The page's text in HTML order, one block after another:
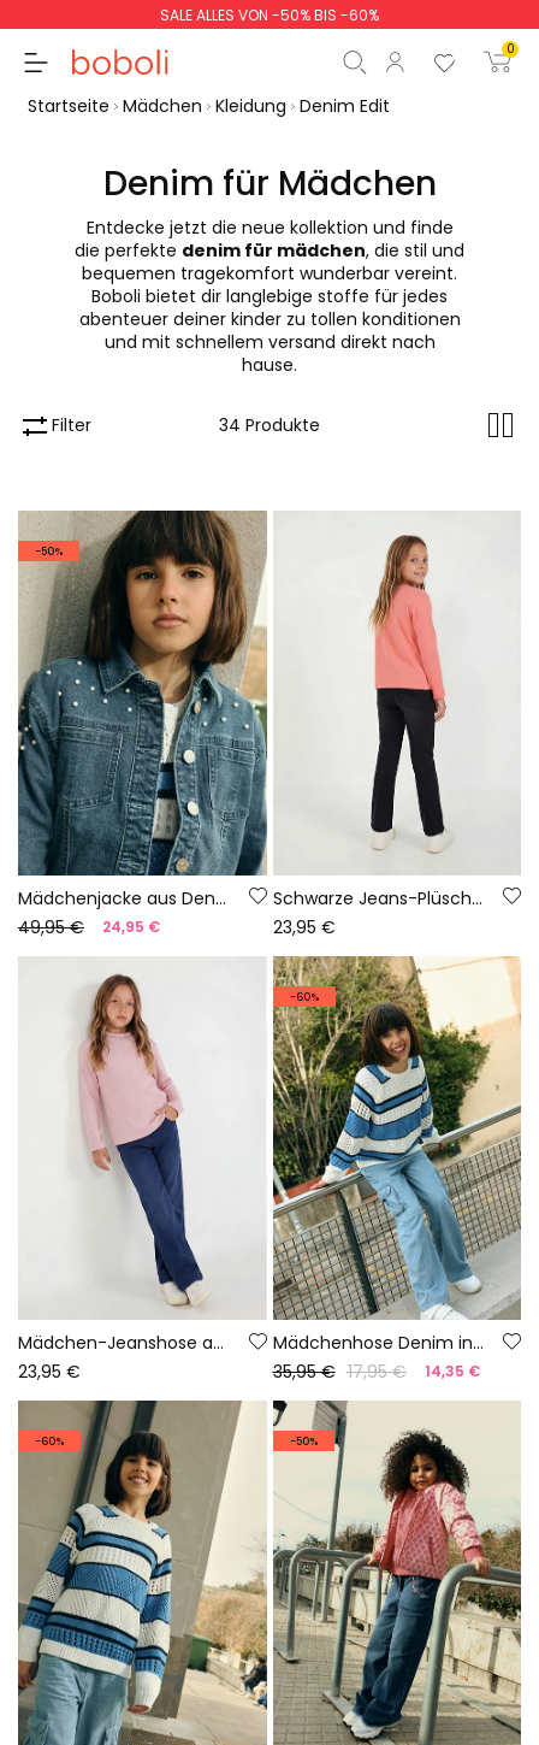
SALE ALLES VON -50% BIS -60%
0
Zwischensumme
Gesamtbetrag 0,00 €
weiter Start der Bestellung
Startseite Mädchen Kleidung Denim Edit
Denim für Mädchen
Entdecke jetzt die neue kollektion und finde
die perfekte denim für mädchen, die stil und
bequemen tragekomfort wunderbar vereint.
Boboli bietet dir langlebige stoffe für jedes
abenteuer deiner kinder zu tollen konditionen
und mit schnellem versand direkt nach
hause.
Filter 34 Produkte
-50%
Mädchenjacke aus Denim in Bleach-Farbe mit kleinen Schleifen.
49,95 €
24,95 €
Schwarze Jeans-Plüschhose für Mädchen
23,95 €
Mädchen-Jeanshose aus Fleece in Blau mit Schlaghose
23,95 €
-60%
Mädchenhose Denim in Bleach-Farbe
35,95 € 17,95 € 14,35 €
-60% -50%